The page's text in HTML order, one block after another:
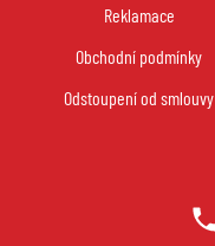
Reklamace
Obchodní podmínky
Odstoupení od smlouvy